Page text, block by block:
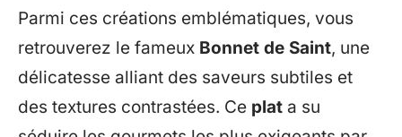
Parmi ces créations emblématiques, vous
retrouverez le fameux Bonnet de Saint, une
délicatesse alliant des saveurs subtiles et
des textures contrastées. Ce plat a su